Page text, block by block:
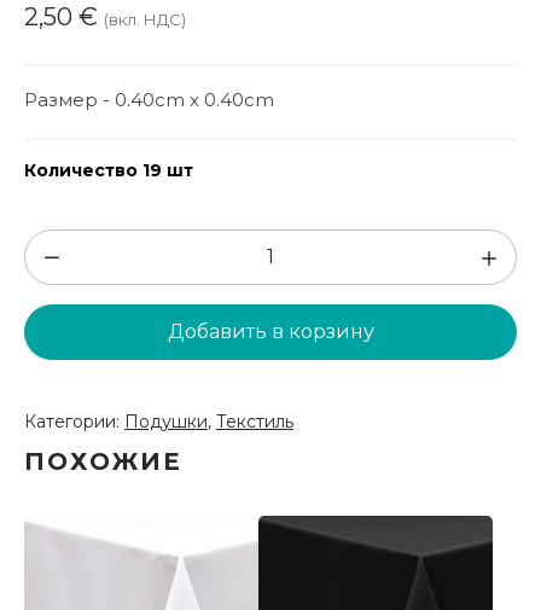
2,50 € (вкл. НДС)
Размер - 0.40cm x 0.40cm
Количество 19 шт
Количество
товара
Подушка
Nr.7
Добавить в корзину
Категории: Подушки, Текстиль
ПОХОЖИЕ